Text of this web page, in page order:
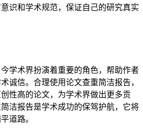
识和学术规范，保证自己的研究真实
学术界扮演着重要的角色，帮助作者
诚信。合理使用论文查重简洁报告，
性高的论文，为学术界做出更多贡
洁报告是学术成功的保驾护航，它将
道路。